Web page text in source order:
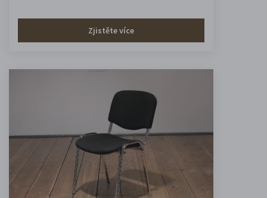
Zjistěte více